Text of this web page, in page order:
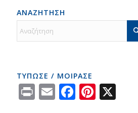
ΑΝΑΖΗΤΗΣΗ
ΤΥΠΩΣΕ / ΜΟΙΡΑΣΕ
PrintEmailFacebook